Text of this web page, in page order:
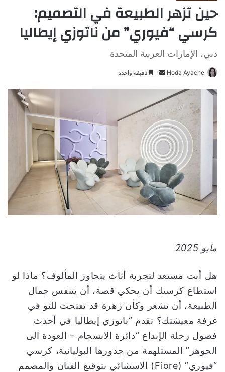
حين تزهر الطبيعة في التصميم:
كرسي “فيوري” من ناتوزي إيطاليا
دبي، الإمارات العربية المتحدة
Hoda Ayache
ب
ر
ي
د
ا
إ
ل
ك
ت
ا
دقيقة واحدة
مايو 2025
هل أنت مستعد لتجربة أثاث يتجاوز المألوف؟ ماذا لو
استطاع كرسيك أن يحكي قصة، أن يتنفس جمال
الطبيعة، أن تشعر وكأن زهرة قد تفتحت للتو في
غرفة معيشتك؟ تقدم “ناتوزي إيطاليا في أحدث
فصول رحلة الإبداع “دائرة الانسجام – العودة الى
الجوهر” المستلهمة من جذورها البوليانية، كرسي
“فيوري” (Fiore) الاستثنائي بتوقيع الفنان والمصمم